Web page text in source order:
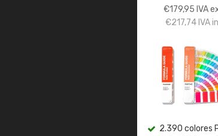
€179,95 IVA
€217,74IVA
2.390 colores